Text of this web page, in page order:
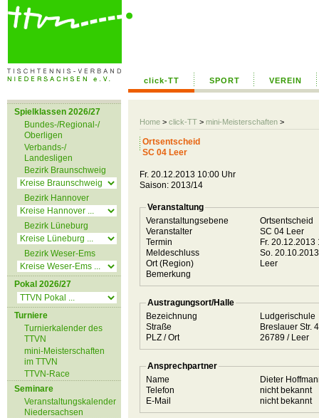
click-TT SPORT VEREIN
Home > click-TT > mini-Meisterschaften >
Spielklassen 2026/27
Bundes-/Regional-/
Oberligen
Verbands-/
Landesligen
Bezirk Braunschweig
Bezirk Hannover
Bezirk Lüneburg
Bezirk Weser-Ems
Pokal 2026/27
Turniere
Turnierkalender des
TTVN
mini-Meisterschaften
im TTVN
TTVN-Race
Seminare
Veranstaltungskalender
Niedersachsen
Ortsentscheid
SC 04 Leer
Fr. 20.12.2013 10:00 Uhr
Saison: 2013/14
Veranstaltung
Veranstaltungsebene
Ortsentscheid
Veranstalter
SC 04 Leer
Termin
Fr.
Meldeschluss
So.
Ort (Region)
Leer
Bemerkung
Austragungsort/Halle
Bezeichnung
Ludgerischule
Straße
Breslauer Str.
PLZ / Ort
26789 / Leer
Ansprechpartner
Name
Dieter
Telefon
nicht bekannt
E-Mail
nicht bekannt